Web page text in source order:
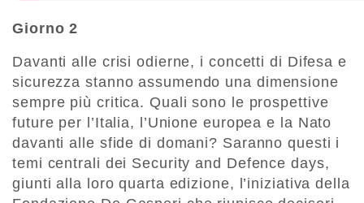
Giorno 2
Davanti alle crisi odierne, i concetti di Difesa e
sicurezza stanno assumendo una dimensione
sempre più critica. Quali sono le prospettive
future per l’Italia, l’Unione europea e la Nato
davanti alle sfide di domani? Saranno questi i
temi centrali dei Security and Defence days,
giunti alla loro quarta edizione, l’iniziativa della